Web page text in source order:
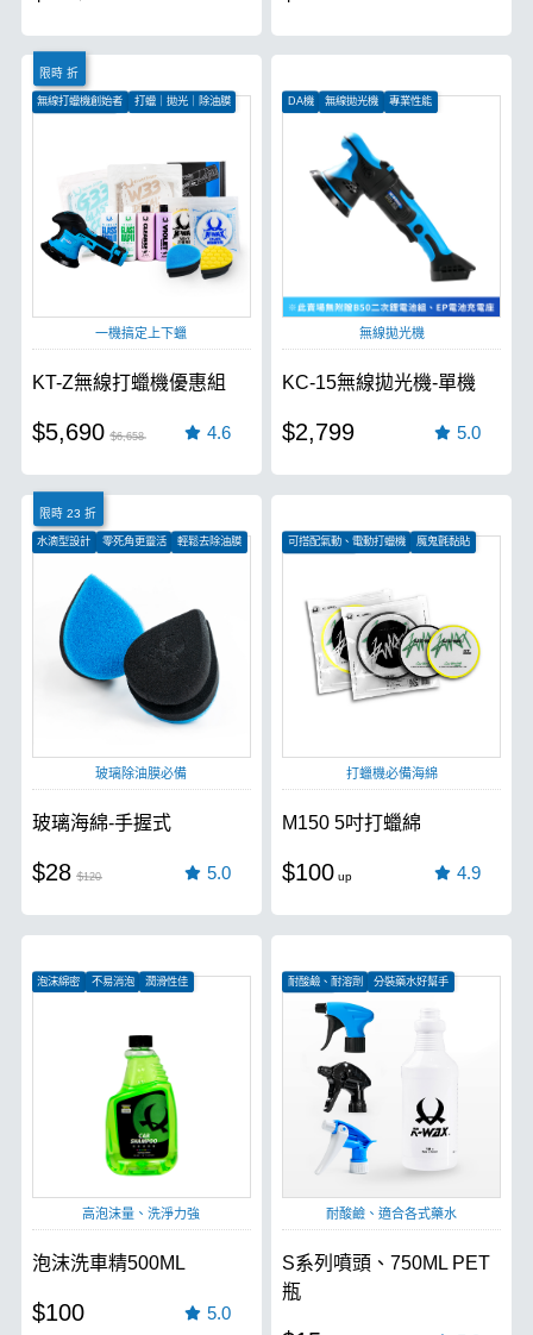
限時 折
無線打蠟機創始者
打蠟｜拋光｜除油膜
一機搞定上下蠟
KT-Z無線打蠟機優惠組
$5,690 $6,658 4.6
DA機 無線拋光機 專業性能
無線拋光機
KC-15無線拋光機-單機
$2,799 5.0
限時 23 折
水滴型設計 零死角更靈活 輕鬆去除油膜
玻璃除油膜必備
玻璃海綿-手握式
$28 $120 5.0
可搭配氣動、電動打蠟機
魔鬼氈黏貼
打蠟機必備海綿
M150 5吋打蠟綿
$100 4.9
泡沫綿密 不易消泡 潤滑性佳
高泡沫量、洗淨力強
泡沫洗車精500ML
$100 5.0
耐酸鹼、耐溶劑
分裝藥水好幫手
洗車必備
耐酸鹼、適合各式藥水
S系列噴頭、750ML PET
瓶